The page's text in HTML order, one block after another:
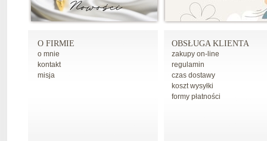
O FIRMIE
o mnie
kontakt
misja
OBSŁUGA KLIENTA
zakupy on-line
regulamin
czas dostawy
koszt wysyłki
formy płatności